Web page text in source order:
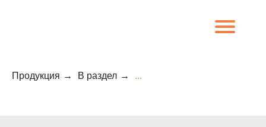
Продукция → В раздел → ...